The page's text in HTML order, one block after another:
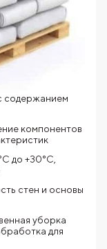
содержанием
компонентов
до +30°C,
стен и основы
уборка
для